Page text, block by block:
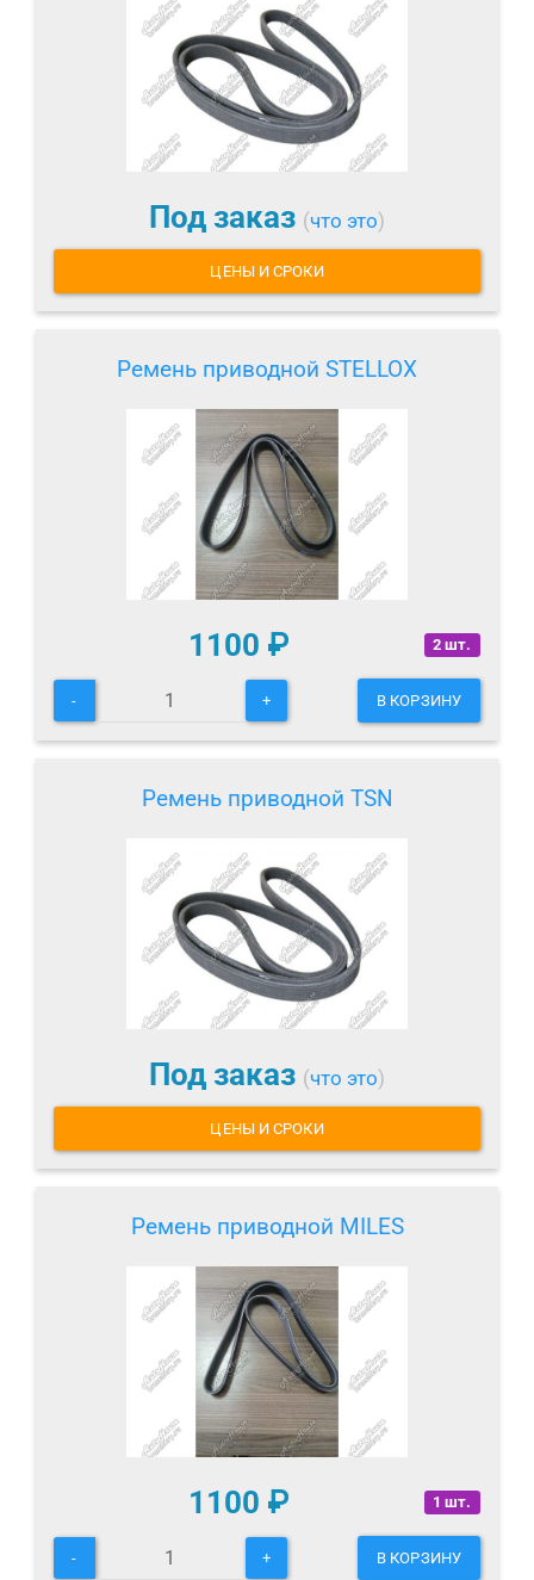
Под заказ (что это)
ЦЕНЫ И СРОКИ
Ремень приводной STELLOX
2 шт.
1100 ₽
- + В КОРЗИНУ
Ремень приводной TSN
Под заказ (что это)
ЦЕНЫ И СРОКИ
Ремень приводной MILES
1 шт.
1100 ₽
- + В КОРЗИНУ